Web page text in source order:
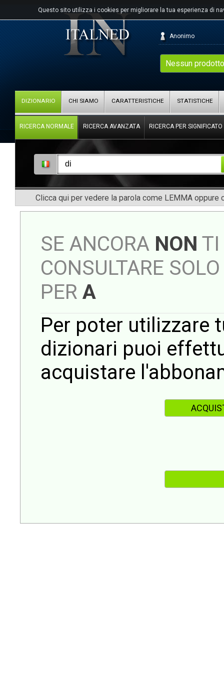
Questo sito utilizza i cookies per migliorare la tua esperienza di
Nessun
Anonimo
DIZIONARIO CHI SIAMO CARATTERISTICHE STATISTICHE
RICERCA NORMALE RICERCA AVANZATA RICERCA PER SIGNIFICATO
Clicca qui per vedere la parola come LEMMA oppure
SE ANCORA NON TI
CONSULTARE
PER A
Per poter utilizzare
dizionari puoi
acquistare